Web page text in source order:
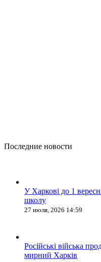
Последние новости
У Харкові до 1
школу
27 июля, 2026 14:59
Російські війська
мирний Харків